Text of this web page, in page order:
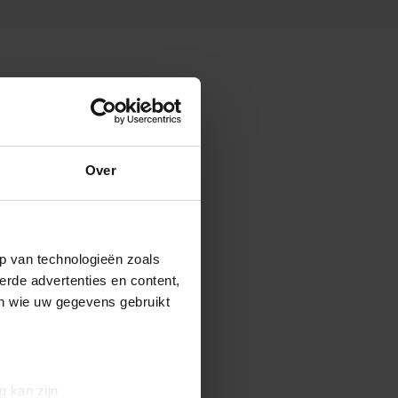
Over
van technologieën zoals
advertenties en content,
wie uw gegevens gebruikt
kan zijn